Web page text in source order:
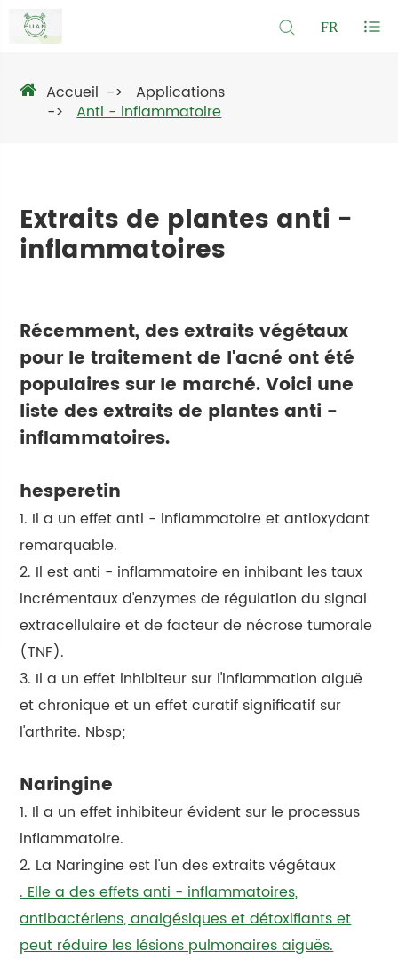
FR
Accueil
Applications
Anti - inflammatoire
Extraits de plantes anti -
inflammatoires
Récemment, des extraits végétaux
pour le traitement de l'acné ont été
populaires sur le marché. Voici une
liste des extraits de plantes anti -
inflammatoires.
hesperetin
1. Il a un effet anti - inflammatoire et antioxydant
remarquable.
2. Il est anti - inflammatoire en inhibant les taux
incrémentaux d'enzymes de régulation du signal
extracellulaire et de facteur de nécrose tumorale
(TNF).
3. Il a un effet inhibiteur sur l'inflammation aiguë
et chronique et un effet curatif significatif sur
l'arthrite. Nbsp;
Naringine
1. Il a un effet inhibiteur évident sur le processus
inflammatoire.
2. La Naringine est l'un des extraits végétaux
. Elle a des effets anti - inflammatoires,
antibactériens, analgésiques et détoxifiants et
peut réduire les lésions pulmonaires aiguës.